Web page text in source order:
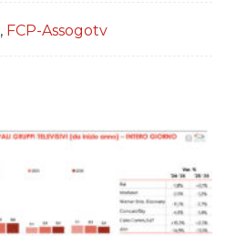
, FCP-Assogotv